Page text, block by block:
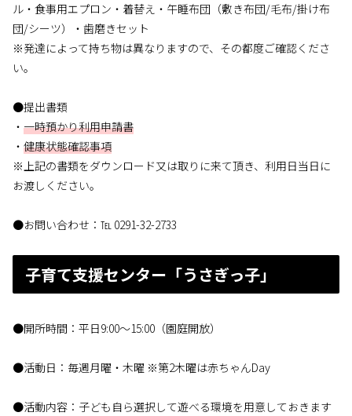
ル・食事用エプロン・着替え・午睡布団（敷き布団/毛布/掛け布
団/シーツ）・歯磨きセット
※発達によって持ち物は異なりますので、その都度ご確認くださ
い。
●提出書類
・ 一時預かり利用申請書
・ 健康状態確認事項
※上記の書類をダウンロード又は取りに来て頂き、利用日当日に
お渡しください。
●お問い合わせ：℡ 0291-32-2733
子育て支援センター「うさぎっ子」
●開所時間：平日9:00〜15:00（園庭開放）
●活動日：毎週月曜・木曜 ※第2木曜は赤ちゃんDay
●活動内容：子ども自ら選択して遊べる環境を用意しておきます